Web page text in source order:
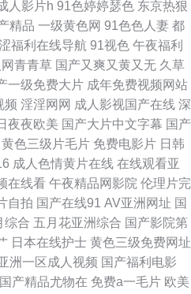
东京热乱文 日韩A片一区二区免费 啊v
场性爱视频 久久福利影业 自拍九区 超
91爱啪啪 肏屄社区 免费AV不卡 69麻豆
线观看免费 欧美日韩色五月 av人人爱
频 亚洲色天堂网 国产91免费在线视频
啪啪 韩国成人网址导航 91精品视频下
国产第25页 在线看黄av免费在线 国产
人影片h 91色婷婷瑟色 东京热狠
精品 一级黄色网 91色色人妻 都
福利在线导航 91视色 午夜福利
青青草 国产又爽又黄又无 久草
一级免费大片 成年免费视频网站
频 淫淫网网 成人影视国产在线 深
夜夜欧美 国产大片中文字幕 国产
黄色三级片毛片 免费电影片 日韩
成人色情黄片在线 在线观看亚
在线看 午夜精品网影院 伦理片完
自拍 国产在线91 AV亚洲网址 国
综合 五月花亚洲综合 国产影院第
日本在线护士 黄色三级免费网址
洲一区成人视频 国产福利电影
国产精品尤物在 免费a一毛片 欧美